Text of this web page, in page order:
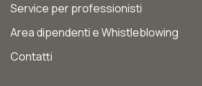
Service per professionisti
Area dipendenti e Whistleblowing
Contatti